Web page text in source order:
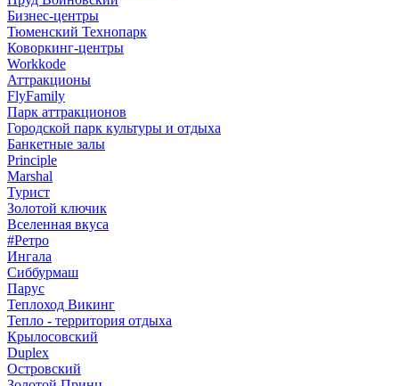
Бизнес-центры
Тюменский Технопарк
Коворкинг-центры
Workkode
Аттракционы
FlyFamily
Парк аттракционов
Городской парк культуры и отдыха
Банкетные залы
Principle
Marshal
Турист
Золотой ключик
Вселенная вкуса
#Ретро
Ингала
Сиббурмаш
Парус
Теплоход Викинг
Тепло - территория отдыха
Крылосовский
Duplex
Островский